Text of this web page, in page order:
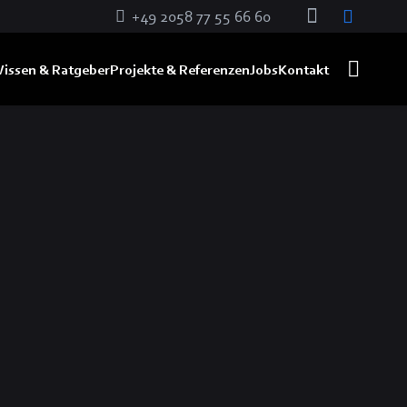
+49 2058 77 55 66 60
& RatgeberProjekte & ReferenzenJobsKontakt